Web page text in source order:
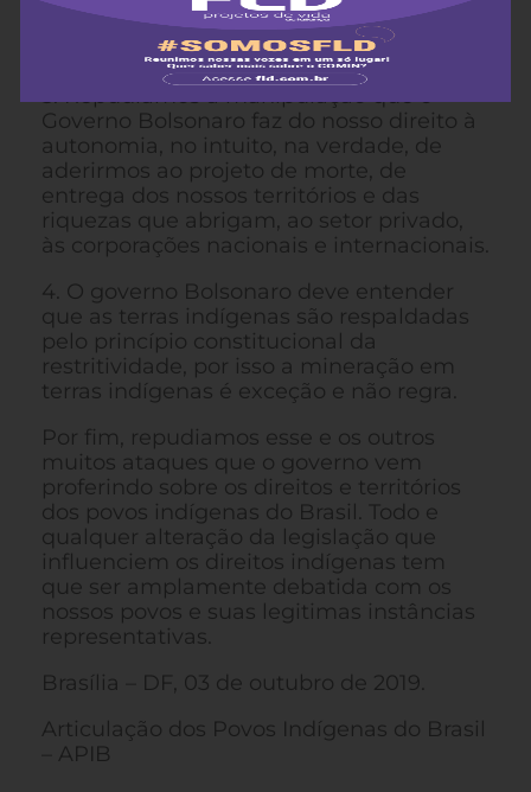
distanciados de interesses coletivos da
maioria dos povos indígenas do país.
3. Repudiamos a manipulação que o
Governo Bolsonaro faz do nosso direito à
autonomia, no intuito, na verdade, de
aderirmos ao projeto de morte, de
entrega dos nossos territórios e das
riquezas que abrigam, ao setor privado,
às corporações nacionais e internacionais.
4. O governo Bolsonaro deve entender
que as terras indígenas são respaldadas
pelo princípio constitucional da
restritividade, por isso a mineração em
terras indígenas é exceção e não regra.
Por fim, repudiamos esse e os outros
muitos ataques que o governo vem
proferindo sobre os direitos e territórios
dos povos indígenas do Brasil. Todo e
qualquer alteração da legislação que
influenciem os direitos indígenas tem
que ser amplamente debatida com os
nossos povos e suas legitimas instâncias
representativas.
Brasília – DF, 03 de outubro de 2019.
Articulação dos Povos Indígenas do Brasil
– APIB